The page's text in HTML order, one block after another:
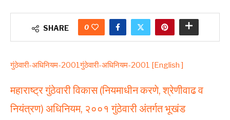
SHARE 0
गुंठेवारी-अधिनियम-2001गुंठेवारी-अधिनियम-2001 [English ]
महाराष्ट्र गुंठेवारी विकास (नियमाधीन करणे, श्रेणीवाढ व
नियंत्रण) अधिनियम, २००१ गुंठेवारी अंतर्गत भूखंड